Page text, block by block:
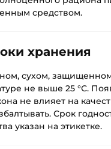
средством.
хранения
сухом,
не выше 25 °С.
не влияет на
Срок
указан на этикетке.